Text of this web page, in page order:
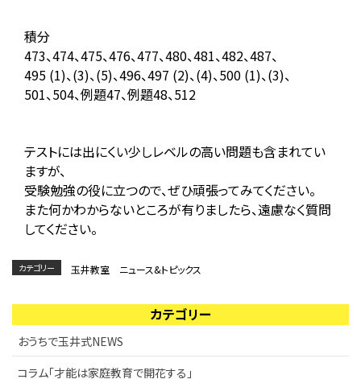
KIWAMI AAA+ 数学の悟
Eeそろばん
開講のお知らせ
積分
473、474、475、476、477、480、481、482、487、
495 (1)、(3)、(5)、496、497 (2)、(4)、500 (1)、(3)、
501、504、例題47、例題48、512
テストには出にくい少しレベルの高い問題も含まれてい
ますが、
受験勉強の役に立つので、ぜひ頑張ってみてください。
また何かわからないところが有りましたら、遠慮なく質問
してください。
カテゴリー 玉井教室 ニュース&トピックス
カテゴリー
おうちで玉井式NEWS
コラム「才能は家庭教育で開花する」